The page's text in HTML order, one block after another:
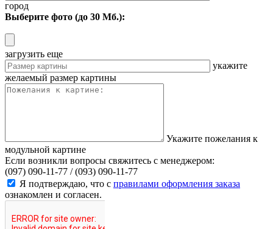
город
Выберите фото (до 30 Мб.):
загрузить еще
укажите
желаемый размер картины
Укажите пожелания к
модульной картине
Если возникли вопросы свяжитесь с менеджером:
(097) 090-11-77 /(093) 090-11-77
Я подтверждаю, что с правилами оформления заказа
ознакомлен и согласен.